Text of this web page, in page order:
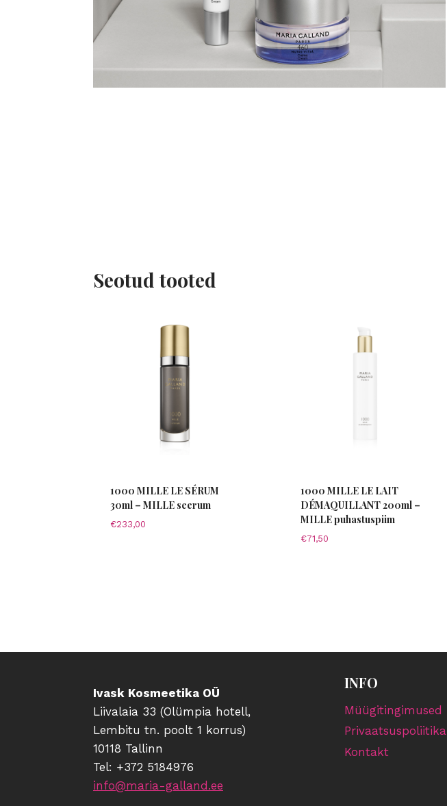
Seotud tooted
1000 MILLE LE SÉRUM
30ml – MILLE seerum
€233,00
1000 MILLE LE LAIT
DÉMAQUILLANT 200ml –
MILLE puhastuspiim
€71,50
Ivask Kosmeetika OÜ
Liivalaia 33 (Olümpia hotell,
Lembitu tn. poolt 1 korrus)
10118 Tallinn
Tel: +372 5184976
info@maria-galland.ee
INFO
Müügitingimused
Privaatsuspoliitika
Kontakt